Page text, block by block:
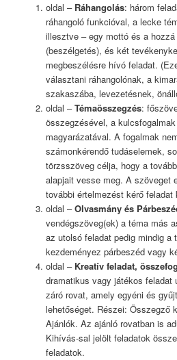
oldal – Ráhangolás: három
ráhangoló funkcióval, a lecke
illesztve – egy mottó és a
(beszélgetés), és két
megbeszélésre hívó feladat.
választani ráhangolónak, a
szakaszába, levezetésnek,
oldal –Témaösszegzés:
összegzésével, a
magyarázatával. A fogalmak
számonkérendő tudáselemek,
törzsszöveg célja, hogy a
alapjait vesse meg. A szöveget
további értelmezést kérő feladat
oldal –Olvasmány és
vendégszöveg(ek) a téma más
az utolsó feladat pedig mindig a
kezdeményez párbeszéd vagy
oldal – Kreatív feladat,
dramatikus vagy játékos feladat
záró rovat, amely egyéni és
lehetőséget. Részei: Összegző
Ajánlók. Az ajánló rovatban is
Kihívás-sal jelölt feladatok
feladatok.